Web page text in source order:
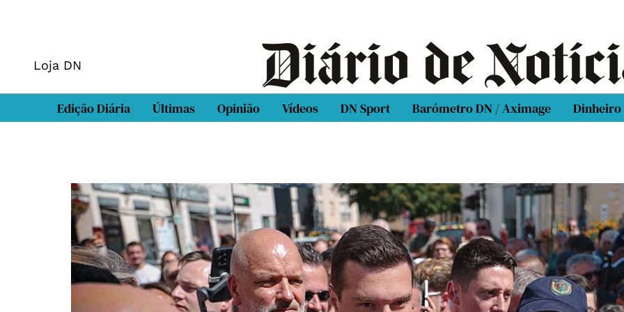
Loja DN
Edição Diária Últimas Opinião Vídeos DN Sport Barómetro DN / Aximage Dinheiro